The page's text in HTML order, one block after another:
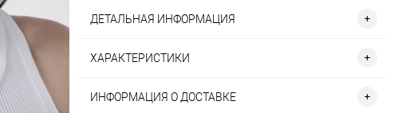
ДЕТАЛЬНАЯ ИНФОРМАЦИЯ
ХАРАКТЕРИСТИКИ
ИНФОРМАЦИЯ О ДОСТАВКЕ